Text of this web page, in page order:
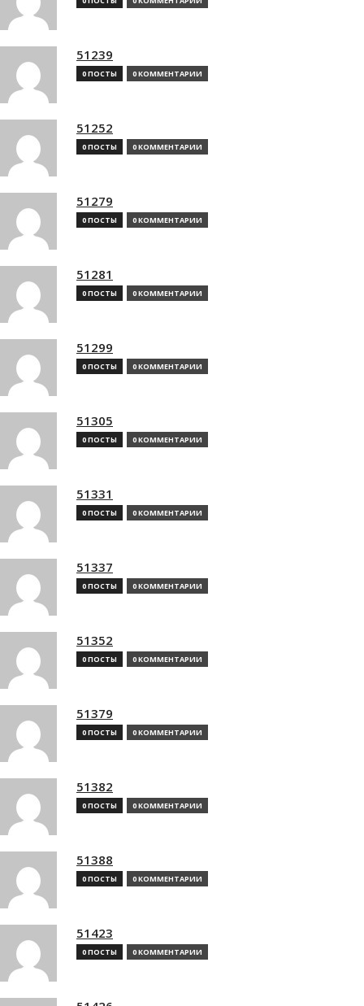
51239
0 ПОСТЫ 0 КОММЕНТАРИИ
51252
0 ПОСТЫ 0 КОММЕНТАРИИ
51279
0 ПОСТЫ 0 КОММЕНТАРИИ
51281
0 ПОСТЫ 0 КОММЕНТАРИИ
51299
0 ПОСТЫ 0 КОММЕНТАРИИ
51305
0 ПОСТЫ 0 КОММЕНТАРИИ
51331
0 ПОСТЫ 0 КОММЕНТАРИИ
51337
0 ПОСТЫ 0 КОММЕНТАРИИ
51352
0 ПОСТЫ 0 КОММЕНТАРИИ
51379
0 ПОСТЫ 0 КОММЕНТАРИИ
51382
0 ПОСТЫ 0 КОММЕНТАРИИ
51388
0 ПОСТЫ 0 КОММЕНТАРИИ
51423
0 ПОСТЫ 0 КОММЕНТАРИИ